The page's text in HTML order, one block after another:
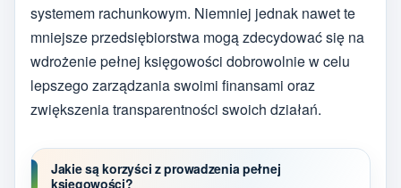
systemem rachunkowym. Niemniej jednak nawet te
mniejsze przedsiębiorstwa mogą zdecydować się na
wdrożenie pełnej księgowości dobrowolnie w celu
lepszego zarządzania swoimi finansami oraz
zwiększenia transparentności swoich działań.
Jakie są korzyści z prowadzenia pełnej
księgowości?